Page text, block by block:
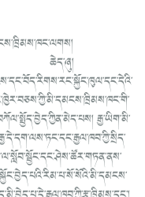
མས་ཁང་ལགས།
ཁུལ་དང་དེའི་
དམངས་ཁྲིམས་ཁང་གི་
བྱེད་ཀྱིན་མེད་པས། རྒྱ་ཡིག་མི་
དང་རྒྱལ་ཁབ་ཀྱི་སྲིད་
ང་དང་ཤེས་ཚོར་གཏན་ནས་
མ་པ་སོ་སོའི་མི་དམངས་